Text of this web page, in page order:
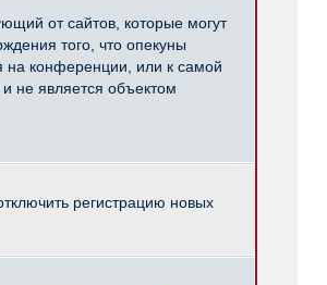
от сайтов, которые могут
того, что опекуны
на конференции, или к самой
не является объектом
регистрацию новых